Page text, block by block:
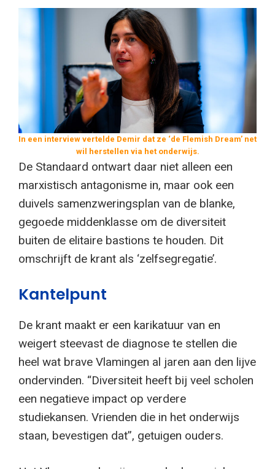
In een interview vertelde Demir dat ze ‘de Flemish Dream’ net
wil herstellen via het onderwijs.
De Standaard ontwart daar niet alleen een
marxistisch antagonisme in, maar ook een
duivels samenzweringsplan van de blanke,
gegoede middenklasse om de diversiteit
buiten de elitaire bastions te houden. Dit
omschrijft de krant als ‘zelfsegregatie’.
Kantelpunt
De krant maakt er een karikatuur van en
weigert steevast de diagnose te stellen die
heel wat brave Vlamingen al jaren aan den lijve
ondervinden. “Diversiteit heeft bij veel scholen
een negatieve impact op verdere
studiekansen. Vrienden die in het onderwijs
staan, bevestigen dat”, getuigen ouders.